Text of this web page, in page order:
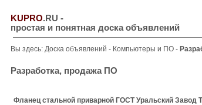
KUPRO.RU -
простая и понятная доска объявлений
Вы здесь: Доска объявлений - Компьютеры и ПО -
Разработка, продажа ПО
Фланец стальной приварной ГОСТ Уральский